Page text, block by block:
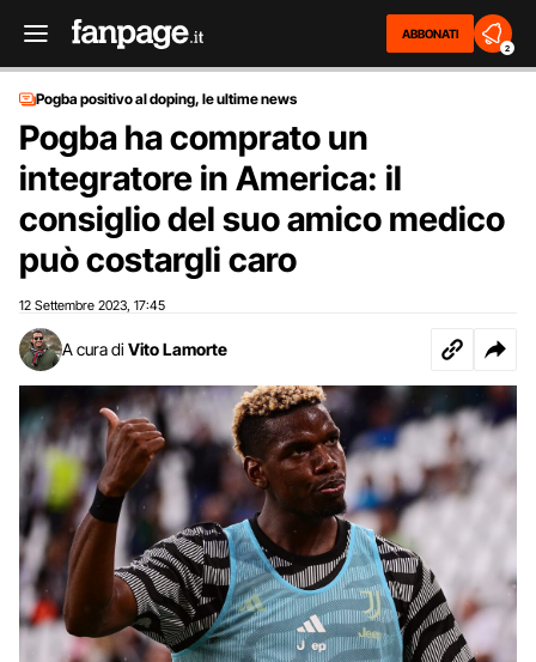
ABBONATI
2
Pogba positivo al doping, le ultime news
Pogba ha comprato un
integratore in America: il
consiglio del suo amico medico
può costargli caro
12 Settembre 2023 17:45
A cura di Vito Lamorte